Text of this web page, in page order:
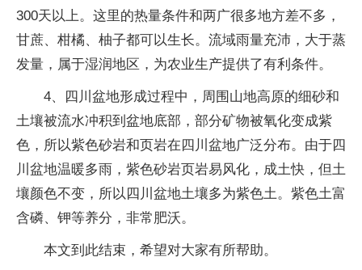
300天以上。这里的热量条件和两广很多地方差不多，
甘蔗、柑橘、柚子都可以生长。流域雨量充沛，大于蒸
发量，属于湿润地区，为农业生产提供了有利条件。
4、四川盆地形成过程中，周围山地高原的细砂和
土壤被流水冲积到盆地底部，部分矿物被氧化变成紫
色，所以紫色砂岩和页岩在四川盆地广泛分布。由于四
川盆地温暖多雨，紫色砂岩页岩易风化，成土快，但土
壤颜色不变，所以四川盆地土壤多为紫色土。紫色土富
含磷、钾等养分，非常肥沃。
本文到此结束，希望对大家有所帮助。